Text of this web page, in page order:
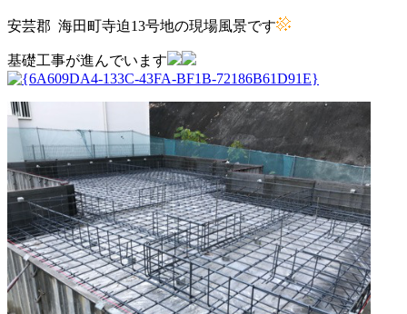
安芸郡 海田町寺迫13号地の現場風景です
基礎工事が進んでいます